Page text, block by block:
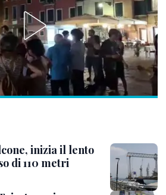
inizia il lento
di 110 metri